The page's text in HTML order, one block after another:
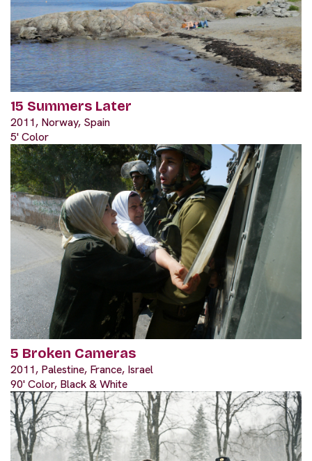
15 Summers Later
2011, Norway, Spain
5' Color
5 Broken Cameras
2011, Palestine, France, Israel
90' Color, Black & White